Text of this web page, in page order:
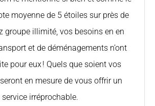
moyenne de 5 étoiles sur près de
groupe illimité, vos besoins en en
et de déménagements n’ont
pour eux ! Quels que soient vos
en mesure de vous offrir un
service irréprochable.